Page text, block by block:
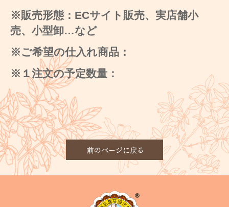
※販売形態： ECサイト販売、実店舗小
売、小型卸…など
※ご希望の仕入れ商品：
※１注文の予定数量：
前のページに戻る